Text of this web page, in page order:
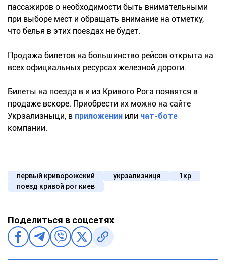
пассажиров о необходимости быть внимательными
при выборе мест и обращать внимание на отметку,
что белья в этих поездах не будет.
Продажа билетов на большинство рейсов открыта на
всех официальных ресурсах железной дороги.
Билеты на поезда в и из Кривого Рога появятся в
продаже вскоре. Приобрести их можно на сайте
Укрзализныци, в приложении или чат-боте
компании.
первый криворожский укрзализниця
1кр
поезд кривой рог киев
Поделиться в соцсетях